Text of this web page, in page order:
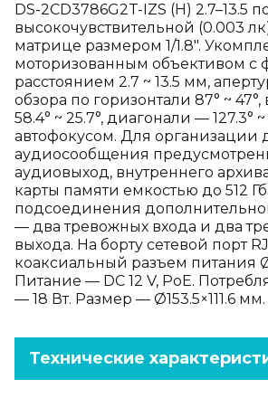
DS-2CD3786G2T-IZS (H) 2.7–13.5
высокочувствительной (0.003
матрице размером 1/1.8".
моторизованным объективом с
расстоянием 2.7 ~ 13.5 мм,
обзора по горизонтали 87° ~
58.4° ~ 25.7°, диагонали — 127.3° ~
автофокусом. Для организации
аудиосообщения
аудиовыход, внутреннего
карты памяти емкостью до 512
подсоединения
— два тревожных входа и два
выхода. На борту сетевой порт
коаксиальный разъем питания
Питание — DC 12 V, PoE.
— 18 Вт. Размер — Ø153.5×111.6
Технические